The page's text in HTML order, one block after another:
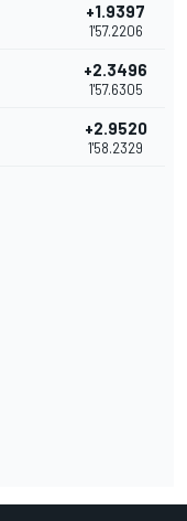
+1.9397
1'57.2206
+2.3496
1'57.6305
+2.9520
1'58.2329